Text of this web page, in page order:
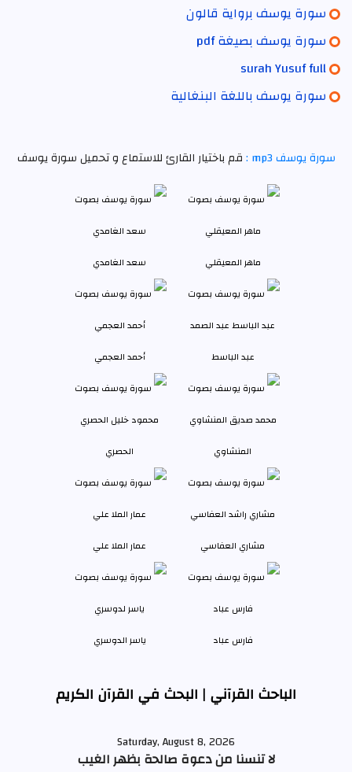
سورة يوسف برواية قالون
سورة يوسف بصيغة pdf
surah Yusuf full
سورة يوسف باللغة البنغالية
سورة يوسف mp3 : قم باختيار القارئ للاستماع و تحميل سورة يوسف
ماهر المعيقلي سعد الغامدي
عبد الباسط أحمد العجمي
المنشاوي الحصري
مشاري العفاسي عمار الملا علي
فارس عباد ياسر الدوسري
الباحث القرآني | البحث في القرآن الكريم
Saturday, August 8, 2026
لا تنسنا من دعوة صالحة بظهر الغيب